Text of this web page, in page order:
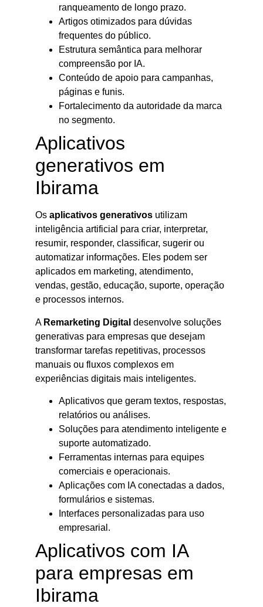
ranqueamento de longo prazo.
Artigos otimizados para dúvidas
frequentes do público.
Estrutura semântica para melhorar
compreensão por IA.
Conteúdo de apoio para campanhas,
páginas e funis.
Fortalecimento da autoridade da marca
no segmento.
Aplicativos
generativos em
Ibirama
Os aplicativos generativos utilizam
inteligência artificial para criar, interpretar,
resumir, responder, classificar, sugerir ou
automatizar informações. Eles podem ser
aplicados em marketing, atendimento,
vendas, gestão, educação, suporte, operação
e processos internos.
A Remarketing Digital desenvolve soluções
generativas para empresas que desejam
transformar tarefas repetitivas, processos
manuais ou fluxos complexos em
experiências digitais mais inteligentes.
Aplicativos que geram textos, respostas,
relatórios ou análises.
Soluções para atendimento inteligente e
suporte automatizado.
Ferramentas internas para equipes
comerciais e operacionais.
Aplicações com IA conectadas a dados,
formulários e sistemas.
Interfaces personalizadas para uso
empresarial.
Aplicativos com IA
para empresas em
Ibirama